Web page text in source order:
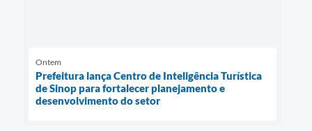
Ontem
Prefeitura lança Centro de Inteligência Turística
de Sinop para fortalecer planejamento e
desenvolvimento do setor